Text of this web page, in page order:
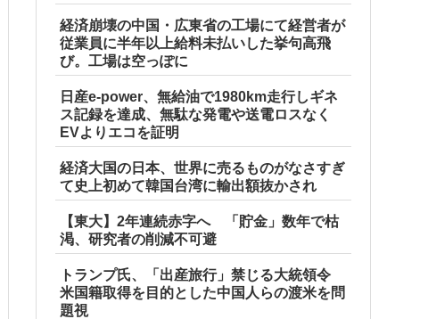
経済崩壊の中国・広東省の工場にて経営者が
従業員に半年以上給料未払いした挙句高飛
び。工場は空っぽに
日産e-power、無給油で1980km走行しギネ
ス記録を達成、無駄な発電や送電ロスなく
EVよりエコを証明
経済大国の日本、世界に売るものがなさすぎ
て史上初めて韓国台湾に輸出額抜かされ
【東大】2年連続赤字へ 「貯金」数年で枯
渇、研究者の削減不可避
トランプ氏、「出産旅行」禁じる大統領令
米国籍取得を目的とした中国人らの渡米を問
題視